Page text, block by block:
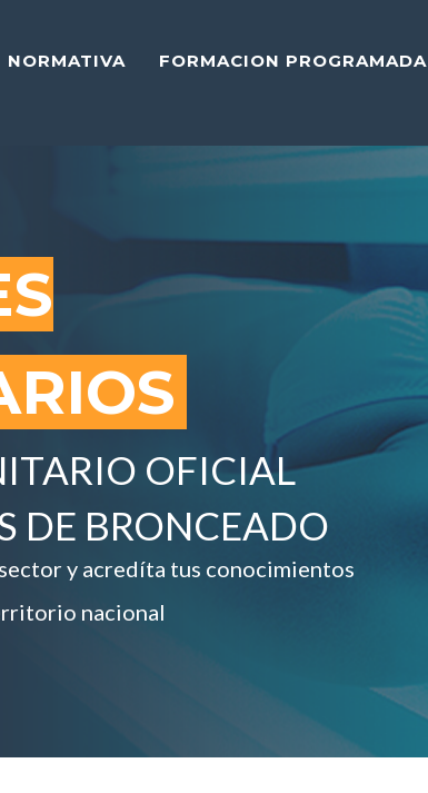
NORMATIVA FORMACION PROGRAMADA
OFICIAL
DE BRONCEADO
y acredíta tus conocimientos
nacional